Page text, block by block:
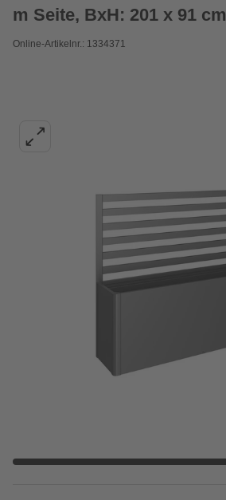
m Seite, BxH: 201 x 91 cm
Online-Artikelnr.: 1334371